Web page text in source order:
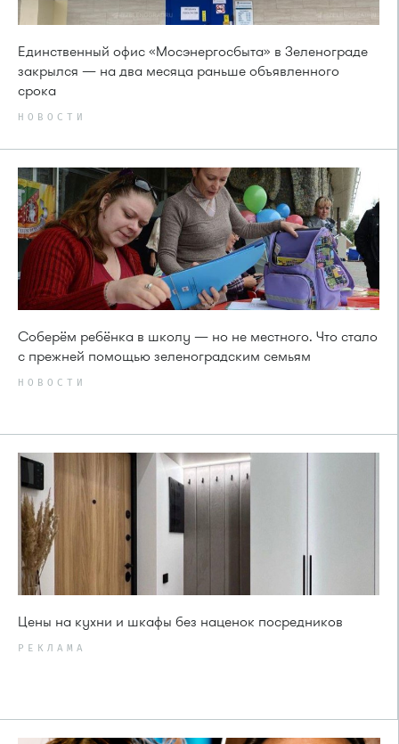
Единственный офис «Мосэнергосбыта» в Зеленограде
закрылся — на два месяца раньше объявленного
срока
НОВОСТИ
Соберём ребёнка в школу — но не местного. Что стало
с прежней помощью зеленоградским семьям
НОВОСТИ
Цены на кухни и шкафы без наценок посредников
РЕКЛАМА